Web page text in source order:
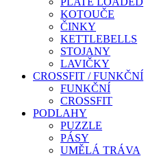
KOTOUČE
ČINKY
KETTLEBELLS
STOJANY
LAVIČKY
CROSSFIT / FUNKČNÍ
FUNKČNÍ
CROSSFIT
PODLAHY
PUZZLE
PÁSY
UMĚLÁ TRÁVA